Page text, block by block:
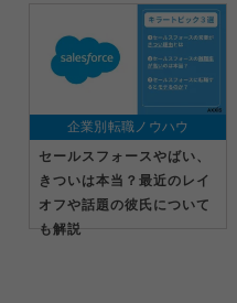
企業別転職ノウハウ
セールスフォースやばい、
きついは本当？最近のレイ
オフや話題の彼氏について
も解説